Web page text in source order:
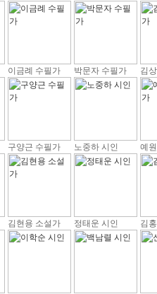
이금례 수필가 박문자 수필가 김
구양근 수필가 노중하 시인 예
김현용 소설가 정태운 시인 김